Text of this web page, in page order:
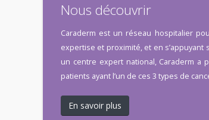
Nous découvrir
Caraderm est un réseau hospitalier
expertise et proximité, et en
un centre expert national, Caraderm a
patients ayant l’un de ces 3 types de
En savoir plus